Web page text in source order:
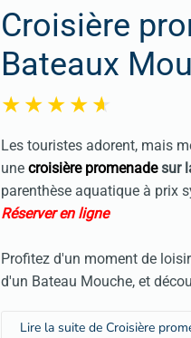
Croisière
Bateaux
Les touristes adorent, mais
unecroisière promenadesur
parenthèse aquatique à prix
Réserver en ligne
Profitez d'un moment de
d'un Bateau Mouche, et
Lire la suite de Croisière